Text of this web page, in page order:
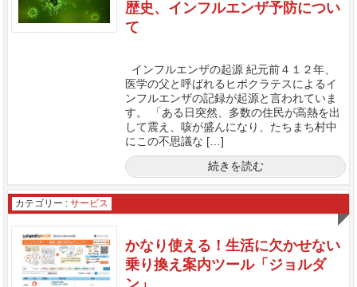
歴史、インフルエンザ予防につい
て
インフルエンザの起源 紀元前４１２年、
医学の父と呼ばれるヒポクラテスによるイ
ンフルエンザの記録が起源と言われていま
す。 「ある日突然、多数の住民が高熱を出
して震え、咳が盛んになり、たちまち村中
にこの不思議な […]
続きを読む
カテゴリー : サービス
かなり使える！生活に欠かせない
乗り換え案内ツール「ジョルダ
ン」